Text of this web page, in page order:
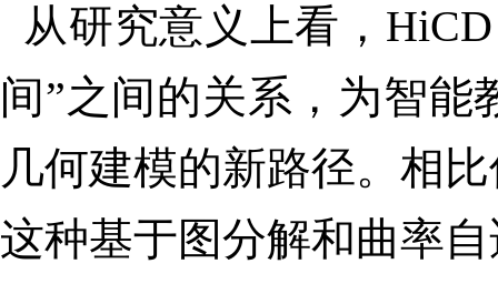
从研究意义上看，
间”之间的关系，为智能
几何建模的新路径。相
这种基于图分解和曲率